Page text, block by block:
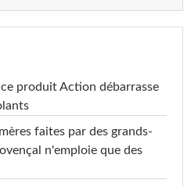
produit Action débarrasse
faites par des grands-
n'emploie que des